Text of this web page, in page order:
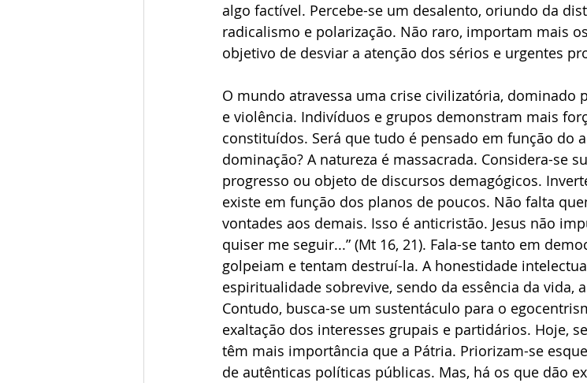
algo factível. Percebe-se um desalento, oriundo da
radicalismo e polarização. Não raro, importam mais
objetivo de desviar a atenção dos sérios e urgentes
O mundo atravessa uma crise civilizatória, dominado
e violência. Indivíduos e grupos demonstram mais
constituídos. Será que tudo é pensado em função do
dominação? A natureza é massacrada. Considera-se
progresso ou objeto de discursos demagógicos.
existe em função dos planos de poucos. Não falta
vontades aos demais. Isso é anticristão. Jesus não
quiser me seguir...” (Mt 16, 21). Fala-se tanto em
golpeiam e tentam destruí-la. A honestidade
espiritualidade sobrevive, sendo da essência da vida,
Contudo, busca-se um sustentáculo para o
exaltação dos interesses grupais e partidários. Hoje,
têm mais importância que a Pátria. Priorizam-se
de autênticas políticas públicas. Mas, há os que dão